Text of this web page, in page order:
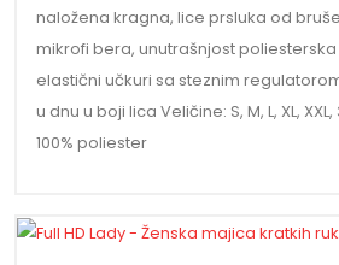
naložena kragna, lice prsluka od
mikrofi bera, unutrašnjost
elastični učkuri sa steznim
u dnu u boji lica Veličine: S, M, L, XL,
100% poliester